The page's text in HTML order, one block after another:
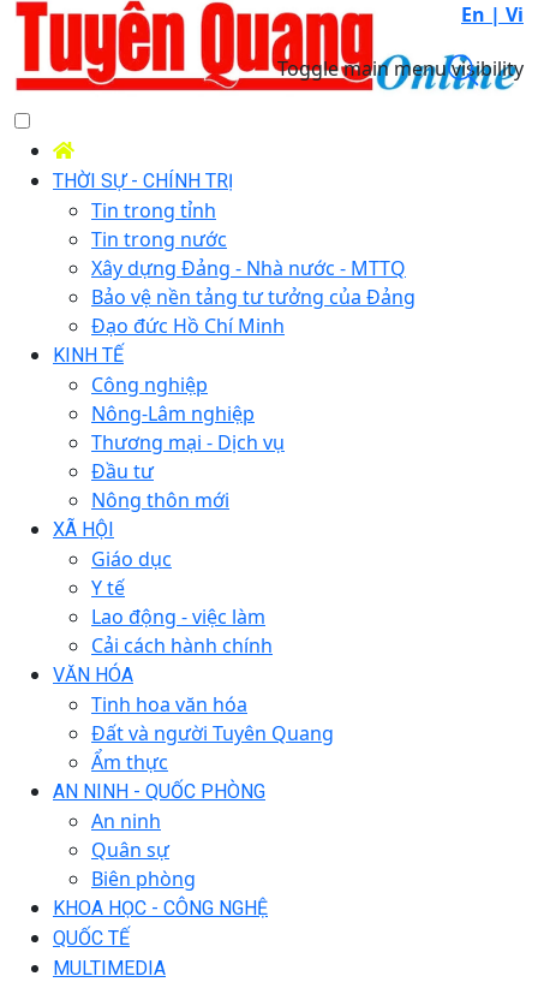
En | Vi
Toggle main menu visibility
THỜI SỰ - CHÍNH TRỊ
Tin trong tỉnh
Tin trong nước
Xây dựng Đảng - Nhà nước - MTTQ
Bảo vệ nền tảng tư tưởng của Đảng
Đạo đức Hồ Chí Minh
KINH TẾ
Công nghiệp
Nông-Lâm nghiệp
Thương mại - Dịch vụ
Đầu tư
Nông thôn mới
XÃ HỘI
Giáo dục
Y tế
Lao động - việc làm
Cải cách hành chính
VĂN HÓA
Tinh hoa văn hóa
Đất và người Tuyên Quang
Ẩm thực
AN NINH - QUỐC PHÒNG
An ninh
Quân sự
Biên phòng
KHOA HỌC - CÔNG NGHỆ
QUỐC TẾ
MULTIMEDIA